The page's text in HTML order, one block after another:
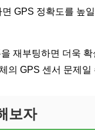
GPS 정확도를 높
재부팅하면 더욱
의 GPS 센서 문제일
보자